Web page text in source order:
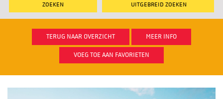
UITGEBREID ZOEKEN
TERUG NAAR OVERZICHT MEER INFO
VOEG TOE AAN FAVORIETEN